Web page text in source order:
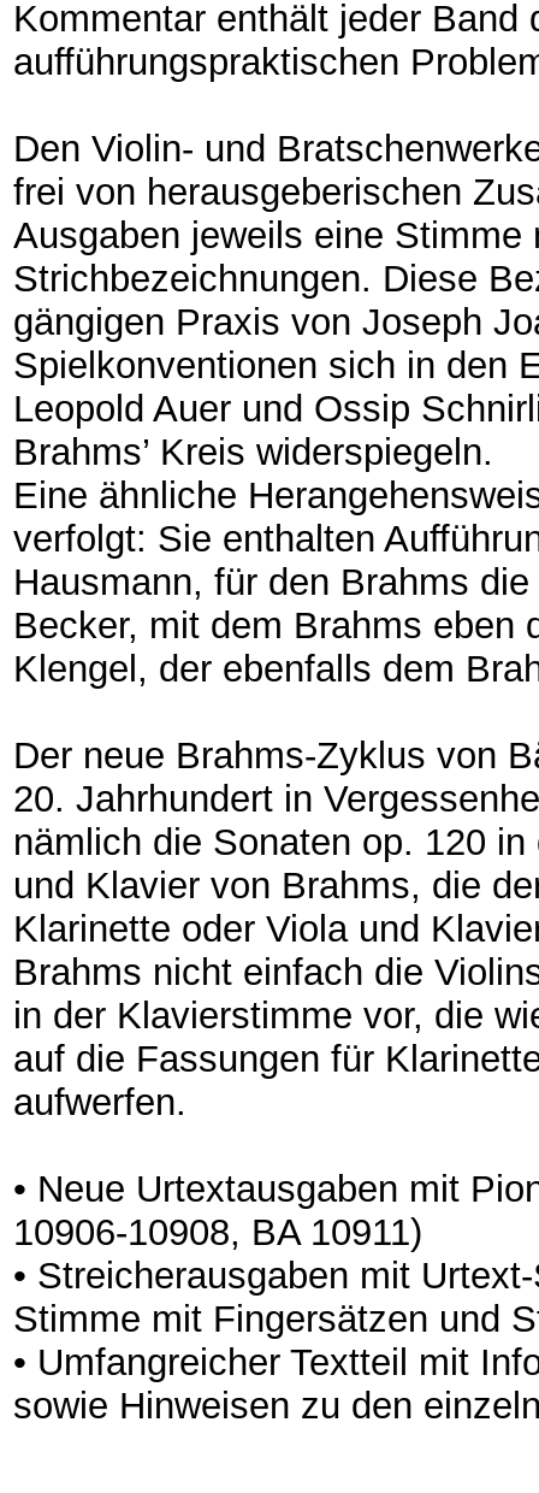
Kommentar enthält jeder
aufführungspraktischen
Den Violin- und
frei von herausgeberischen
Ausgaben jeweils eine Stimme
Strichbezeichnungen. Diese
gängigen Praxis von Joseph
Spielkonventionen sich in den
Leopold Auer und Ossip
Brahms’ Kreis widerspiegeln.
Eine ähnliche
verfolgt: Sie enthalten
Hausmann, für den Brahms
Becker, mit dem Brahms eben
Klengel, der ebenfalls dem
Der neue Brahms-Zyklus von
20. Jahrhundert in
nämlich die Sonaten op. 120
und Klavier von Brahms, die
Klarinette oder Viola und
Brahms nicht einfach die
in der Klavierstimme vor, die
auf die Fassungen für
aufwerfen.
• Neue Urtextausgaben mit
10906-10908, BA 10911)
• Streicherausgaben mit
Stimme mit Fingersätzen und
• Umfangreicher Textteil mit
sowie Hinweisen zu den